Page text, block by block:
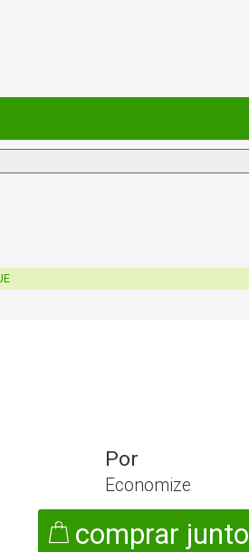
Economize
comprar junto